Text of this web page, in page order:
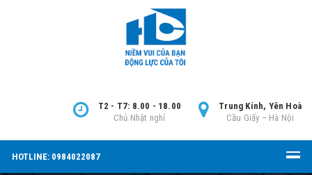
Trung Kính, Yên Hoà
Cầu Giấy – Hà Nội
T2 - T7: 8.00 - 18.00
Chủ Nhật nghỉ
HOTLINE: 0984022087